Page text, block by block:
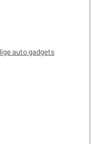
auto gadgets